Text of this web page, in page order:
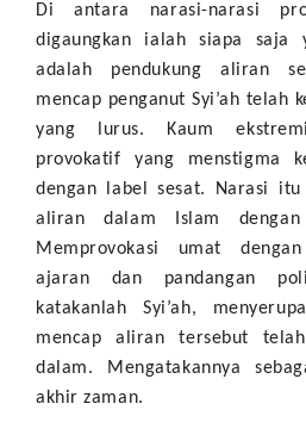
Di antara narasi-narasi
digaungkan ialah siapa saja
adalah pendukung aliran
mencap penganut Syi’ah telah
yang lurus. Kaum
provokatif yang menstigma
dengan label sesat. Narasi itu
aliran dalam Islam
Memprovokasi umat
ajaran dan pandangan
katakanlah Syi’ah,
mencap aliran tersebut
dalam. Mengatakannya
akhir zaman.